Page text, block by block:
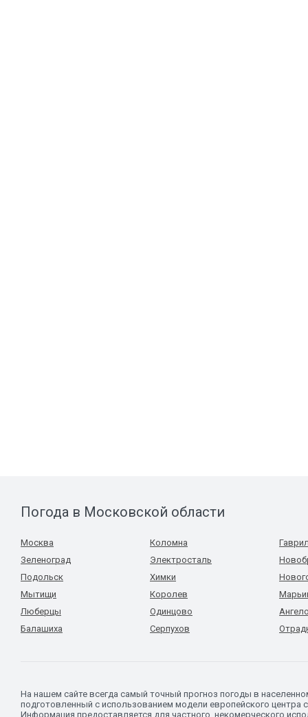
Погода в Московской области
Москва
Зеленоград
Подольск
Мытищи
Люберцы
Балашиха
Коломна
Электросталь
Химки
Королев
Одинцово
Серпухов
На нашем сайте всегда самый точный прогноз погоды в
подготовленный с использованием модели европейского центра
Информация предоставляется для частного, некомерческого